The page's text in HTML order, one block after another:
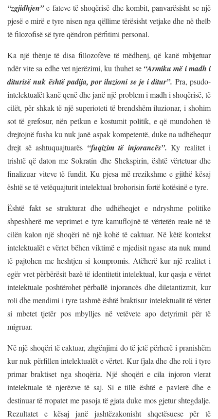
“zgjidhjen”e fateve të shoqërisë dhe kombit, panvarësisht se një
pjesë e mirë e tyre nisen nga qëllime tërësisht vetjake dhe në thelb
të filozofisë së tyre qëndron përfitimi personal.
Ka një thënje të disa fillozofëve të mëdhenj, që kanë mbijetuar
ndër vite sa edhe vet njerëzimi, ku thuhet se “Armiku më i madh i
diturisë nuk është padija, por iluzioni se je i ditur”. Pra, psudo-
intelektualët kanë qenë dhe janë një problem i madh i shoqërisë, të
cilët, për shkak të një superioteti të brendshëm iluzionar, i shohim
sot të grefosur, nën petkun e kostumit politik, e që mundohen të
drejtojnë fusha ku nuk janë aspak kompetentë, duke na udhëhequr
drejt së ashtuquajtuarës “fuqizim të injorancës”. Ky realitet i
trishtë që daton me Sokratin dhe Shekspirin, është vërtetuar dhe
finalizuar viteve të fundit. Ku pjesa më rrezikshme e gjithë kësaj
është se të vetëquajturit intelektual brohorisin fortë kotësinë e tyre.
Është fakt se strukturat dhe udhëheqjet e ndryshme politike
shpeshherë me veprimet e tyre kamuflojnë të vërtetën reale në të
cilën kalon një shoqëri në një kohë të caktuar. Në këtë kontekst
intelektualët e vërtet bëhen viktimë e mjedisit ngase ata nuk mund
të pajtohen me heshtjen si kompromis. Atëherë kur një realitet i
egër vret përbërësit bazë të identitetit intelektual, kur qasja e vërtet
intelektuale poshtërohet përballë injorancës dhe diletantizmit, kur
roli dhe mendimi i tyre tashmë është braktisur intelektualit të vërtet
si mbetet tjetër pos mbylljes në vetëvete apo detyrimit për të
migruar.
Në një shoqëri të caktuar, zhgënjimi do të jetë përherë i pranishëm
kur nuk përfillen intelektualët e vërtet. Kur fjala dhe dhe roli i tyre
primar braktiset nga shoqëria. Një shoqëri e cila injoron vlerat
intelektuale të njerëzve të saj. Si e tillë është e pavlerë dhe e
destinuar të rropatet me pasoja të gjata duke mos gjetur shtegdalje.
Rezultatet e kësaj janë jashtëzakonisht shqetësuese për të